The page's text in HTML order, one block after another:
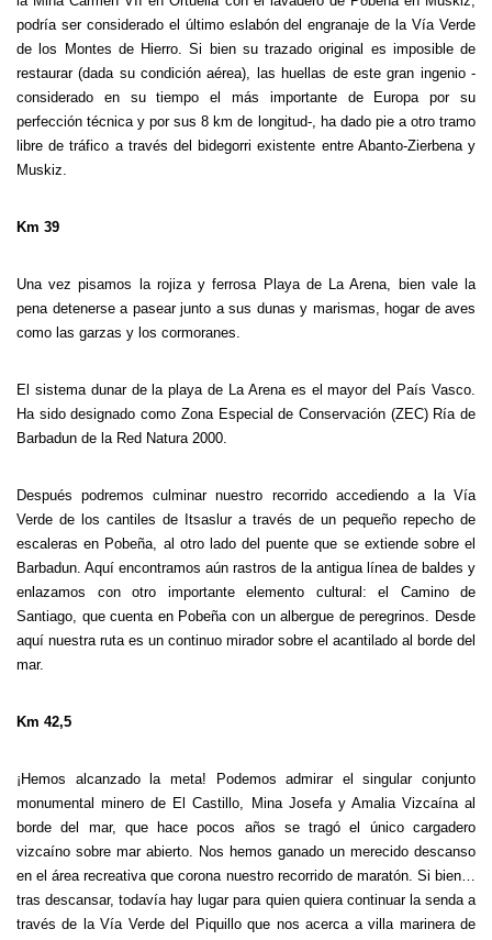
podría ser considerado el último eslabón del engranaje de la Vía Verde
de los Montes de Hierro. Si bien su trazado original es imposible de
restaurar (dada su condición aérea), las huellas de este gran ingenio -
considerado en su tiempo el más importante de Europa por su
perfección técnica y por sus 8 km de longitud-, ha dado pie a otro tramo
libre de tráfico a través del bidegorri existente entre Abanto-Zierbena y
Muskiz.
Km 39
Una vez pisamos la rojiza y ferrosa Playa de La Arena, bien vale la
pena detenerse a pasear junto a sus dunas y marismas, hogar de aves
como las garzas y los cormoranes.
El sistema dunar de la playa de La Arena es el mayor del País Vasco.
Ha sido designado como Zona Especial de Conservación (ZEC) Ría de
Barbadun de la Red Natura 2000.
Después podremos culminar nuestro recorrido accediendo a la Vía
Verde de los cantiles de Itsaslur a través de un pequeño repecho de
escaleras en Pobeña, al otro lado del puente que se extiende sobre el
Barbadun. Aquí encontramos aún rastros de la antigua línea de baldes y
enlazamos con otro importante elemento cultural: el Camino de
Santiago, que cuenta en Pobeña con un albergue de peregrinos. Desde
aquí nuestra ruta es un continuo mirador sobre el acantilado al borde del
mar.
Km 42,5
¡Hemos alcanzado la meta! Podemos admirar el singular conjunto
monumental minero de El Castillo, Mina Josefa y Amalia Vizcaína al
borde del mar, que hace pocos años se tragó el único cargadero
vizcaíno sobre mar abierto. Nos hemos ganado un merecido descanso
en el área recreativa que corona nuestro recorrido de maratón. Si bien…
tras descansar, todavía hay lugar para quien quiera continuar la senda a
través de la Vía Verde del Piquillo que nos acerca a villa marinera de